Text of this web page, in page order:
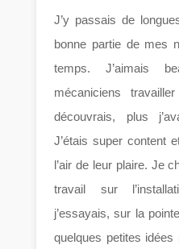
J’y passais de
bonne partie de mes
temps. J’aimais
mécaniciens
découvrais, plus
J’étais super content
l’air de leur plaire. Je
travail sur
j’essayais, sur la
quelques petites